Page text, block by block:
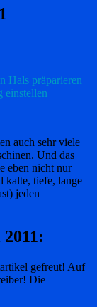
Hals präparieren
einstellen
auch sehr viele
Und das
eben nicht nur
kalte, tiefe, lange
jeden
gefreut! Auf
Die